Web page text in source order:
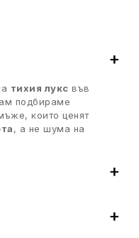
тихия лукс във
подбираме
които ценят
, а не шума на